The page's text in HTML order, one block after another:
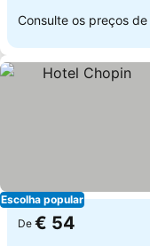
Consulte os preços de
Escolha popular
De € 54